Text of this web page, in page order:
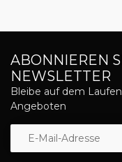
ABONNIEREN
NEWSLETTER
Bleibe auf dem
Angeboten